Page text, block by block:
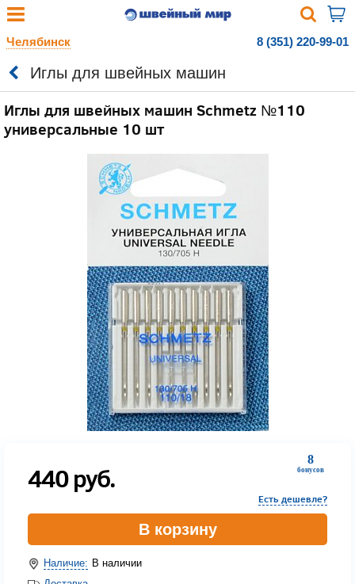
Челябинск 8 (351) 220-99-01
Иглы для швейных машин
Иглы для швейных машин Schmetz №110
универсальные 10 шт
8
бонусов
440руб.
Есть дешевле?
В корзину
Наличие: В наличии